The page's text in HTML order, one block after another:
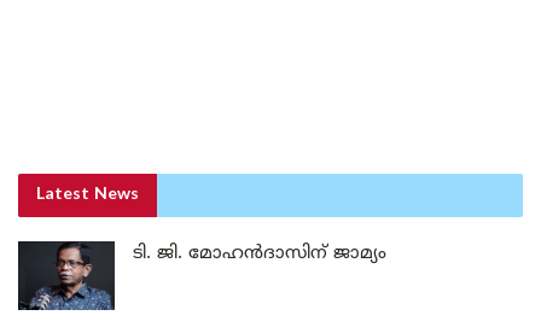
Latest News
ടി. ജി. മോഹൻദാസിന് ജാമ്യം